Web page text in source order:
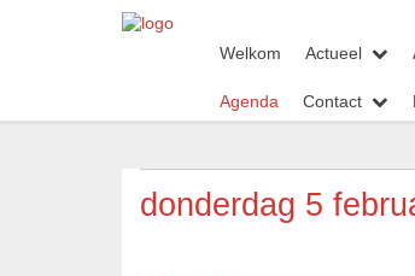
Welkom Actueel
Agenda Contact
donderdag 5